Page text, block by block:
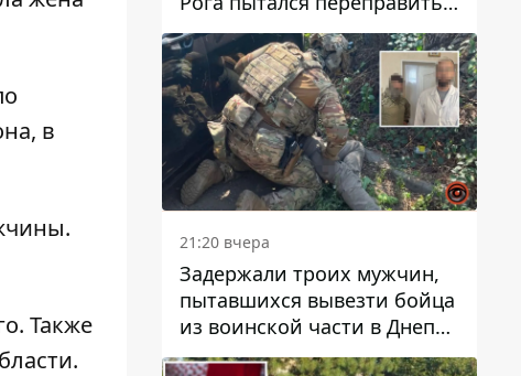
в
. Также
.
мужчину в Словакию
21:20 вчера
Задержали троих мужчин,
пытавшихся вывезти бойца
из воинской части в Днепр
за 7 тысяч долларов: среди